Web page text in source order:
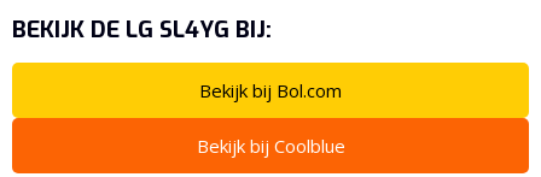
BEKIJK DE LG SL4YG BIJ:
Bekijk bij Bol.com
Bekijk bij Coolblue